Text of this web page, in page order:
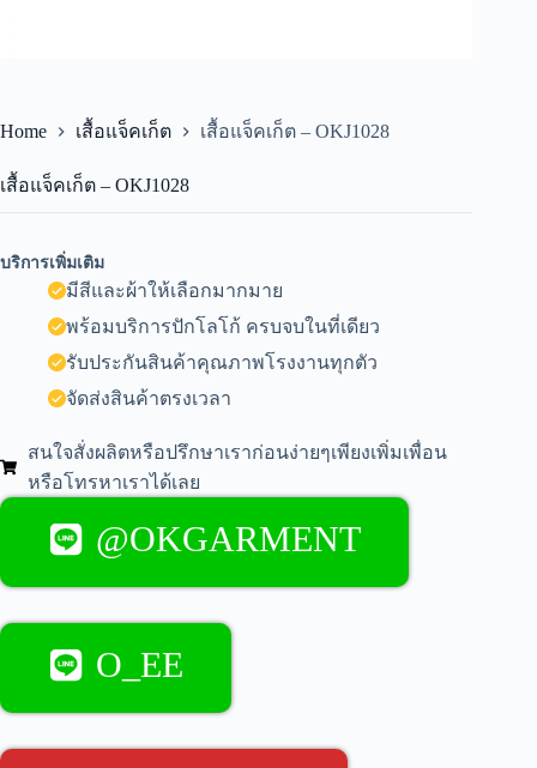
Home เสื้อแจ็คเก็ต เสื้อแจ็คเก็ต – OKJ1028
เสื้อแจ็คเก็ต – OKJ1028
บริการเพิ่มเติม
มีสีและผ้าให้เลือกมากมาย
พร้อมบริการปักโลโก้ ครบจบในที่เดียว
รับประกันสินค้าคุณภาพโรงงานทุกตัว
จัดส่งสินค้าตรงเวลา
สนใจสั่งผลิตหรือปรึกษาเราก่อนง่ายๆเพียงเพิ่มเพื่อน
หรือโทรหาเราได้เลย
@OKGARMENT
O_EE